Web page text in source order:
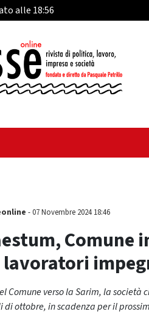
alle 18:56
"Cava de'
perché
-07 Novembre 2024 18:46
Comune verso la Sarim, la
ottobre, in scadenza per il